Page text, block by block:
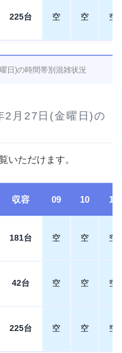
225台 空 空 空
日)の時間帯別混雑状況
2月27日(金曜日)の
いただけます。
収容 09 10 11
181台 空 空 空
42台 空 空 空
225台 空 空 空